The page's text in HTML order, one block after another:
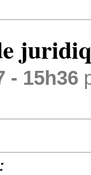
- 15h36